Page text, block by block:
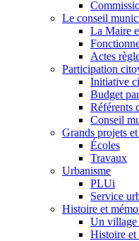
Le conseil
La Maire
Actes
Participation
Initiative
Budget
Référents
Conseil
Grands projets
Écoles
Travaux
Urbanisme
PLUi
Service
Histoire et
Un village
Histoire et